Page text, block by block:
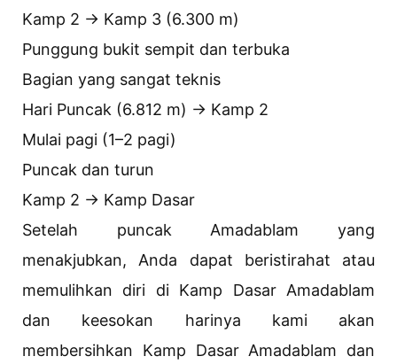
Kamp 2 → Kamp 3 (6.300 m)
Punggung bukit sempit dan terbuka
Bagian yang sangat teknis
Hari Puncak (6.812 m) → Kamp 2
Mulai pagi (1–2 pagi)
Puncak dan turun
Kamp 2 → Kamp Dasar
Setelah puncak Amadablam yang
menakjubkan, Anda dapat beristirahat atau
memulihkan diri di Kamp Dasar Amadablam
dan keesokan harinya kami akan
membersihkan Kamp Dasar Amadablam dan